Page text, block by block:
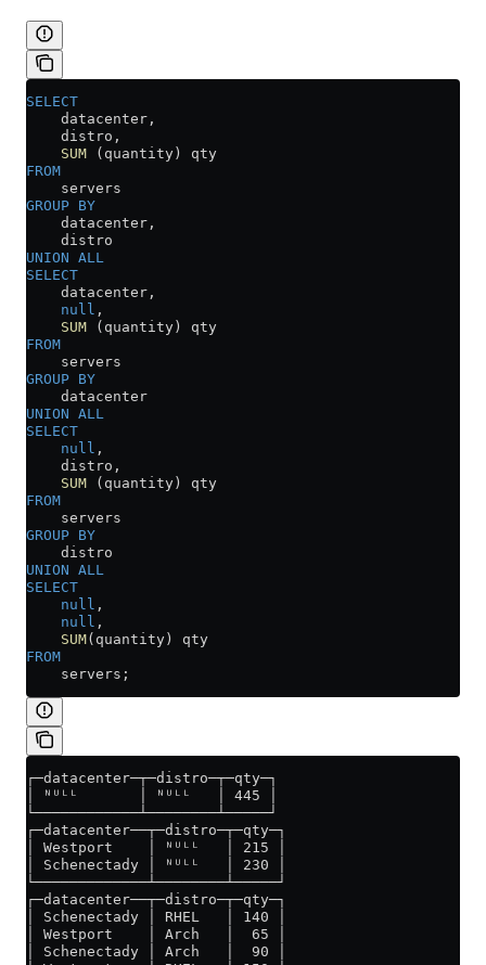
SELECT
    datacenter,
    distro,
    SUM
(quantity) qty
FROM
    servers
GROUP BY
    datacenter,
    distro
UNION ALL
SELECT
    datacenter,
    null
,
    SUM
(quantity) qty
FROM
    servers
GROUP BY
    datacenter
UNION ALL
SELECT
    null
,
    distro,
    SUM
(quantity) qty
FROM
    servers
GROUP BY
    distro
UNION ALL
SELECT
    null
,
    null
,
    SUM
(quantity) qty
FROM
    servers;
┌─datacenter─┬─distro─┬─qty─┐
│ ᴺᵁᴸᴸ       │ ᴺᵁᴸᴸ   │ 445 │
└────────────┴────────┴─────┘
┌─datacenter──┬─distro─┬─qty─┐
│ Westport    │ ᴺᵁᴸᴸ   │ 215 │
│ Schenectady │ ᴺᵁᴸᴸ   │ 230 │
└─────────────┴────────┴─────┘
┌─datacenter──┬─distro─┬─qty─┐
│ Schenectady │ RHEL   │ 140 │
│ Westport    │ Arch   │  65 │
│ Schenectady │ Arch   │  90 │